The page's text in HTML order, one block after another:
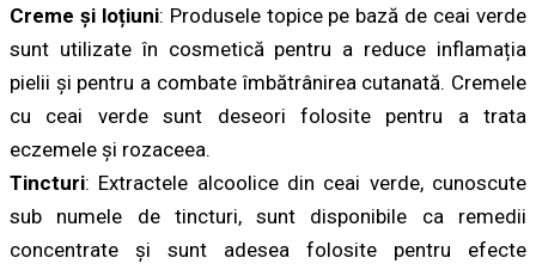
Creme și loțiuni: Produsele topice pe bază de ceai verde
sunt utilizate în cosmetică pentru a reduce inflamația
pielii și pentru a combate îmbătrânirea cutanată. Cremele
cu ceai verde sunt deseori folosite pentru a trata
eczemele și rozaceea.
Tincturi: Extractele alcoolice din ceai verde, cunoscute
sub numele de tincturi, sunt disponibile ca remedii
concentrate și sunt adesea folosite pentru efecte